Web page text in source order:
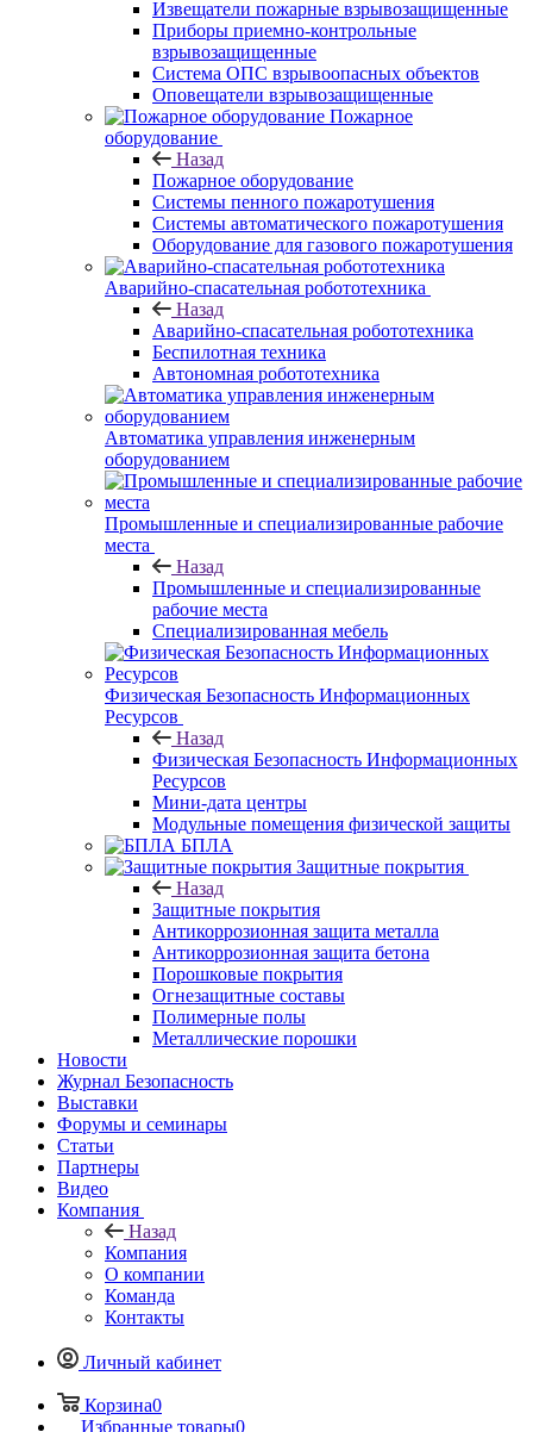
Извещатели пожарные взрывозащищенные
Приборы приемно-контрольные
взрывозащищенные
Система ОПС взрывоопасных объектов
Оповещатели взрывозащищенные
Пожарное
оборудование
Назад
Пожарное оборудование
Системы пенного пожаротушения
Системы автоматического пожаротушения
Оборудование для газового пожаротушения
Аварийно-спасательная робототехника
Назад
Аварийно-спасательная робототехника
Беспилотная техника
Автономная робототехника
Автоматика управления инженерным
оборудованием
Промышленные и специализированные рабочие
места
Назад
Промышленные и специализированные
рабочие места
Специализированная мебель
Физическая Безопасность Информационных
Ресурсов
Назад
Физическая Безопасность Информационных
Ресурсов
Мини-дата центры
Модульные помещения физической защиты
БПЛА
Защитные покрытия
Назад
Защитные покрытия
Антикоррозионная защита металла
Антикоррозионная защита бетона
Порошковые покрытия
Огнезащитные составы
Полимерные полы
Металлические порошки
Новости
Журнал Безопасность
Выставки
Форумы и семинары
Статьи
Партнеры
Видео
Компания
Назад
Компания
О компании
Команда
Контакты
Личный кабинет
Корзина0
Избранные товары0